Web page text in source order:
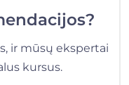
ir mūsų ekspertai
kursus.